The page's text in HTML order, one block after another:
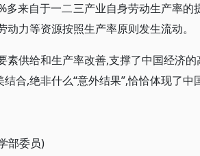
多来自于一二三产业自身劳动生产率的
力等资源按照生产率原则发生流动。
素供给和生产率改善,支撑了中国经济
合,绝非什么“意外结果”,恰恰体现了中
部委员)